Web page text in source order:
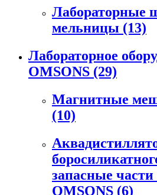
Лабораторные
мельницы (13)
Лабораторное
OMSONS (29)
Магнитные
(10)
запасные
OMSONS (6)